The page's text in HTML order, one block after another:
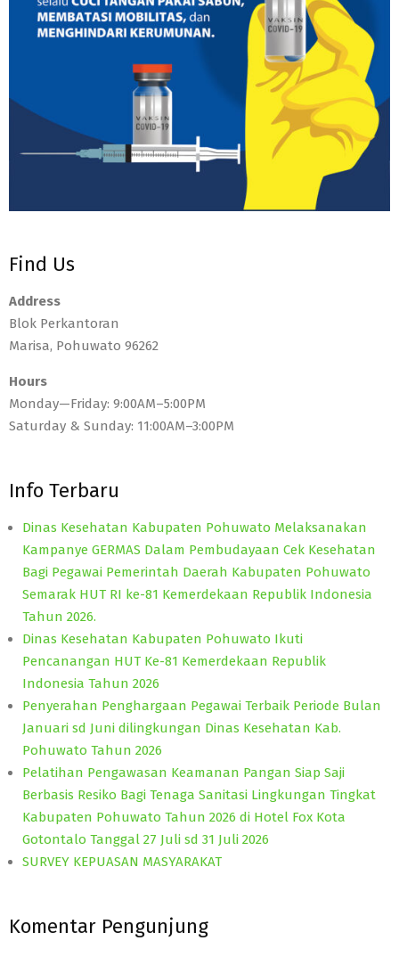
Find Us
Address
Blok Perkantoran
Marisa, Pohuwato 96262
Hours
Monday—Friday: 9:00AM–5:00PM
Saturday & Sunday: 11:00AM–3:00PM
Info Terbaru
Dinas Kesehatan Kabupaten Pohuwato Melaksanakan
Kampanye GERMAS Dalam Pembudayaan Cek Kesehatan
Bagi Pegawai Pemerintah Daerah Kabupaten Pohuwato
Semarak HUT RI ke-81 Kemerdekaan Republik Indonesia
Tahun 2026.
Dinas Kesehatan Kabupaten Pohuwato Ikuti
Pencanangan HUT Ke-81 Kemerdekaan Republik
Indonesia Tahun 2026
Penyerahan Penghargaan Pegawai Terbaik Periode Bulan
Januari sd Juni dilingkungan Dinas Kesehatan Kab.
Pohuwato Tahun 2026
Pelatihan Pengawasan Keamanan Pangan Siap Saji
Berbasis Resiko Bagi Tenaga Sanitasi Lingkungan Tingkat
Kabupaten Pohuwato Tahun 2026 di Hotel Fox Kota
Gotontalo Tanggal 27 Juli sd 31 Juli 2026
SURVEY KEPUASAN MASYARAKAT
Komentar Pengunjung